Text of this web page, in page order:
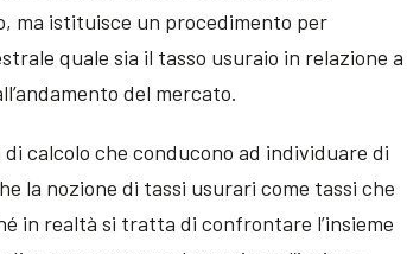
ma istituisce un procedimento per
quale sia il tasso usuraio in relazione a
del mercato.
calcolo che conducono ad individuare di
la nozione di tassi usurari come tassi che
in realtà si tratta di confrontare l’insieme